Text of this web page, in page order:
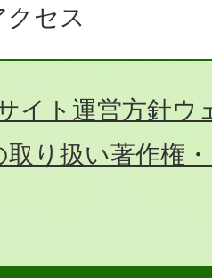
クセス
イト運営方針ウ
取り扱い著作権